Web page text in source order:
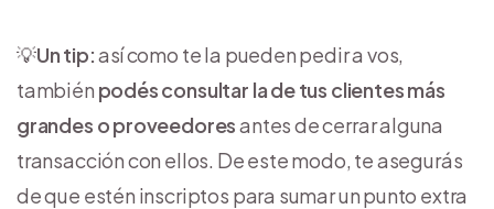
💡​Un tip:así como te la pueden pedir a vos,
también podés consultar la de tus clientes más
grandes o proveedoresantes de cerrar alguna
transacción con ellos. De este modo, te asegurás
de que estén inscriptos para sumar un punto extra